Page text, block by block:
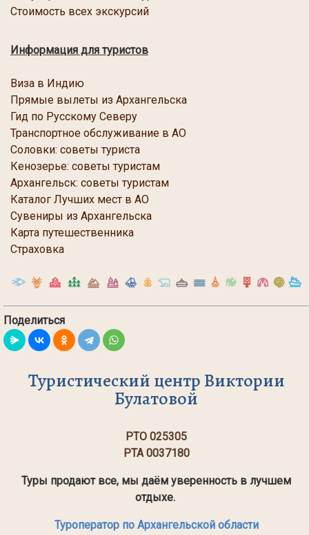
Стоимость всех экскурсий
Информация для туристов
Виза в Индию
Прямые вылеты из Архангельска
Гид по Русскому Северу
Транспортное обслуживание в АО
Соловки: советы туриста
Кенозерье: советы туристам
Архангельск: советы туристам
Каталог Лучших мест в АО
Сувениры из Архангельска
Карта путешественника
Страховка
Поделиться
Туристический центр Виктории
Булатовой
РТО 025305
РТА 0037180
Туры продают все, мы даём уверенность в лучшем
отдыхе.
Туроператор по Архангельской области